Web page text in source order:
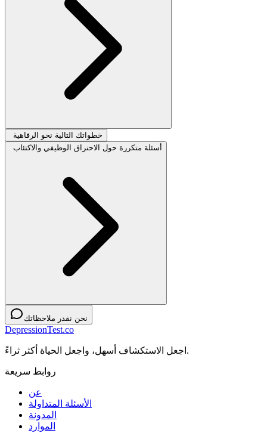
خطواتك التالية نحو الرفاهية
أسئلة متكررة حول الاحتراق الوظيفي والاكتئاب
نحن نقدر ملاحظاتك
DepressionTest.co
اجعل الاستكشاف أسهل، واجعل الحياة أكثر ثراءً.
روابط سريعة
عن
الأسئلة المتداولة
المدونة
الموارد